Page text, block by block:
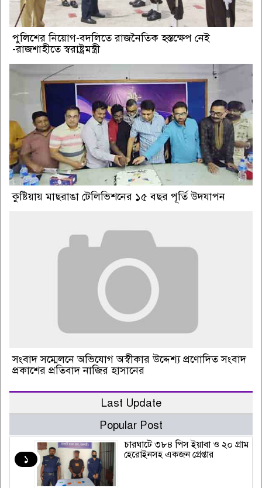
পুলিশের নিয়োগ-বদলিতে রাজনৈতিক হস্তক্ষেপ নেই
-রাজশাহীতে স্বরাষ্ট্রমন্ত্রী
কুষ্টিয়ায় মাছরাঙা টেলিভিশনের ১৫ বছর পূর্তি উদযাপন
সংবাদ সম্মেলনে অভিযোগ অস্বীকার উদ্দেশ্য প্রণোদিত সংবাদ
প্রকাশের প্রতিবাদ নাজির হাসানের
Last Update
Popular Post
১
চারঘাটে ৩৮৪ পিস ইয়াবা ও ২০ গ্রাম
হেরোইনসহ একজন গ্রেপ্তার